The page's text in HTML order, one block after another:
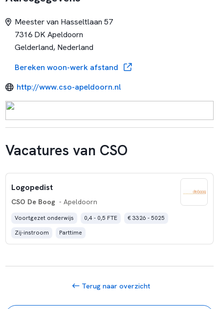
Meester van Hasseltlaan 57
7316 DK Apeldoorn
Gelderland, Nederland
Bereken woon-werk afstand
http://www.cso-apeldoorn.nl
Vacatures van CSO
Logopedist
CSO De Boog - Apeldoorn
Voortgezet onderwijs 0,4 - 0,5 FTE
€ 3326 - 5025
Zij-instroom
Parttime
Terug naar overzicht